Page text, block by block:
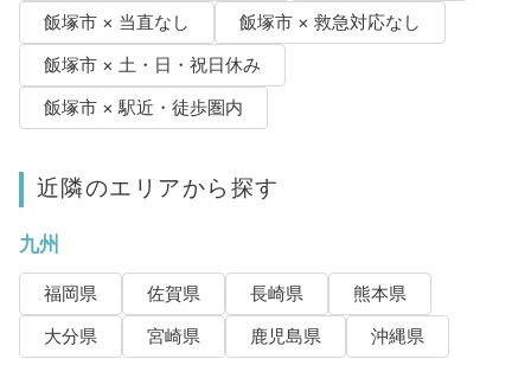
飯塚市 × 当直なし
飯塚市 × 救急対応なし
飯塚市 × 土・日・祝日休み
飯塚市 × 駅近・徒歩圏内
近隣のエリアから探す
九州
福岡県 佐賀県 長崎県
熊本県
大分県
宮崎県 鹿児島県 沖縄県